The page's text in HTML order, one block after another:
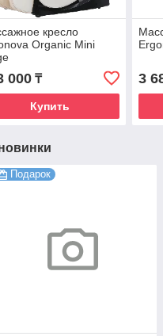
кресло
Organic Mini
000₸
Купить
3
Подарок